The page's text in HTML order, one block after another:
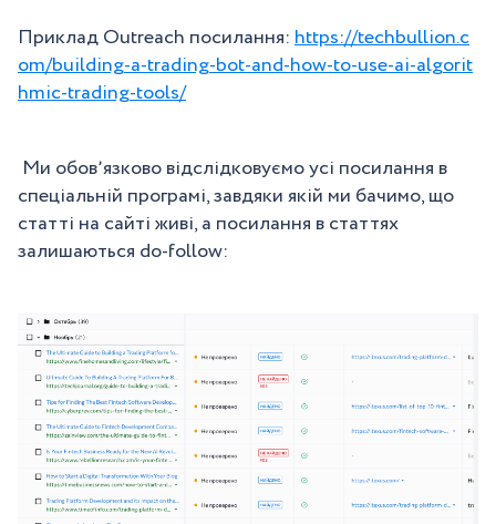
Приклад Outreach посилання:https://techbullion.c
om/building-a-trading-bot-and-how-to-use-ai-algorit
hmic-trading-tools/
Ми обовʼязково відслідковуємо усі посилання в
спеціальній програмі, завдяки якій ми бачимо, що
статті на сайті живі, а посилання в статтях
залишаються do-follow: